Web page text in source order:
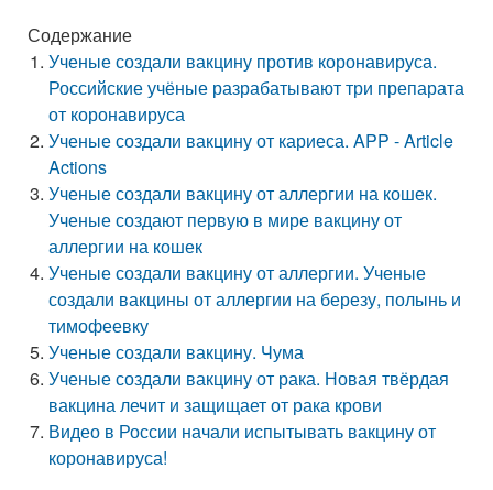
Содержание
Ученые создали вакцину против коронавируса.
Российские учёные разрабатывают три препарата
от коронавируса
Ученые создали вакцину от кариеса. APP - Article
Actions
Ученые создали вакцину от аллергии на кошек.
Ученые создают первую в мире вакцину от
аллергии на кошек
Ученые создали вакцину от аллергии. Ученые
создали вакцины от аллергии на березу, полынь и
тимофеевку
Ученые создали вакцину. Чума
Ученые создали вакцину от рака. Новая твёрдая
вакцина лечит и защищает от рака крови
Видео в России начали испытывать вакцину от
коронавируса!